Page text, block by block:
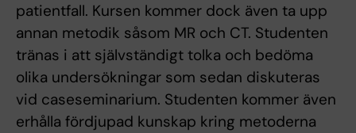
patientfall. Kursen kommer dock även ta upp
annan metodik såsom MR och CT. Studenten
tränas i att självständigt tolka och bedöma
olika undersökningar som sedan diskuteras
vid caseseminarium. Studenten kommer även
erhålla fördjupad kunskap kring metoderna